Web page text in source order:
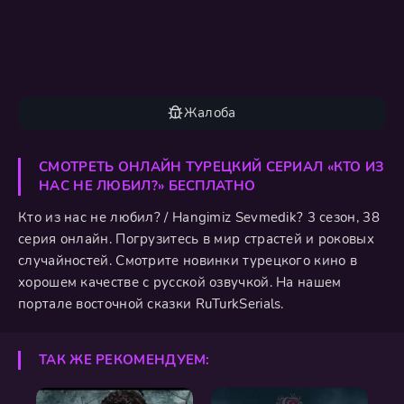
Жалоба
СМОТРЕТЬ ОНЛАЙН ТУРЕЦКИЙ СЕРИАЛ «КТО ИЗ
НАС НЕ ЛЮБИЛ?» БЕСПЛАТНО
Кто из нас не любил? / Hangimiz Sevmedik? 3 сезон, 38
серия онлайн. Погрузитесь в мир страстей и роковых
случайностей. Смотрите новинки турецкого кино в
хорошем качестве с русской озвучкой. На нашем
портале восточной сказки RuTurkSerials.
ТАК ЖЕ РЕКОМЕНДУЕМ: